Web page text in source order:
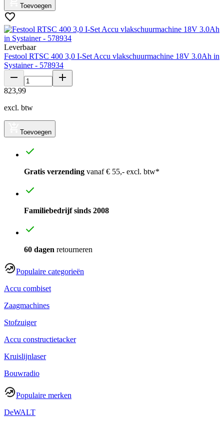
Toevoegen
Leverbaar
Festool RTSC 400 3,0 I-Set Accu vlakschuurmachine 18V 3.0Ah in
Systainer - 578934
823,99
excl. btw
Toevoegen
Gratis verzending vanaf € 55,- excl. btw*
Familiebedrijf sinds 2008
60 dagen retourneren
Populaire categorieën
Accu combiset
Zaagmachines
Stofzuiger
Accu constructietacker
Kruislijnlaser
Bouwradio
Populaire merken
DeWALT